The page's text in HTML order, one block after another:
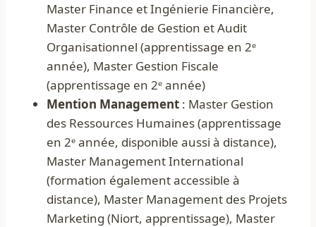
Master Finance et Ingénierie Financière,
Master Contrôle de Gestion et Audit
Organisationnel (apprentissage en 2ᵉ
année), Master Gestion Fiscale
(apprentissage en 2ᵉ année)
Mention Management : Master Gestion
des Ressources Humaines (apprentissage
en 2ᵉ année, disponible aussi à distance),
Master Management International
(formation également accessible à
distance), Master Management des Projets
Marketing (Niort, apprentissage), Master